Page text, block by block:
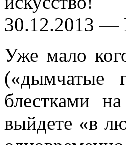
30.12.2013 —
Уже мало
(«дымчатые
блестками
выйдете «в